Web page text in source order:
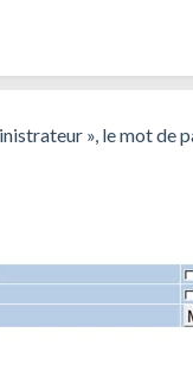
», le mot de